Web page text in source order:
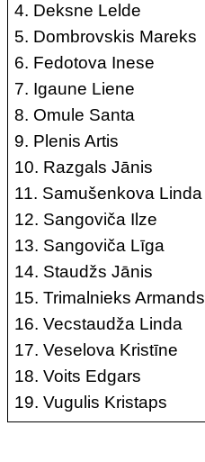
4. Deksne Lelde
5. Dombrovskis Mareks
6. Fedotova Inese
7. Igaune Liene
8. Omule Santa
9. Plenis Artis
10. Razgals Jānis
11. Samušenkova Linda
12. Sangoviča Ilze
13. Sangoviča Līga
14. Staudžs Jānis
15. Trimalnieks Armands
16. Vecstaudža Linda
17. Veselova Kristīne
18. Voits Edgars
19. Vugulis Kristaps